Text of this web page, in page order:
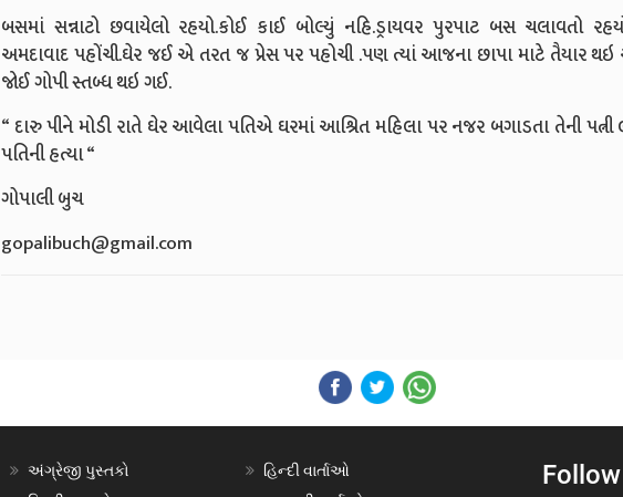
બસમાં સન્નાટો છવાયેલો રહયો.કોઈ કાઈ બોલ્યું નહિ.ડ્રાયવર પુરપાટ બસ ચલાવતો
અમદાવાદ પહોંચી.ઘેર જઈ એ તરત જ પ્રેસ પર પહોચી .પણ ત્યાં આજના છાપા માટે તૈયાર થઇ
જોઈ ગોપી સ્તબ્ધ થઇ ગઈ.
“ દારુ પીને મોડી રાતે ઘેર આવેલા પતિએ ઘરમાં આશ્રિત મહિલા પર નજર બગાડતા તેની
પતિની હત્યા “
ગોપાલી બુચ
gopalibuch@gmail.com
અંગ્રેજી પુસ્તકો
હિન્દી વાર્તાઓ